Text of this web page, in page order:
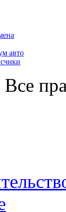
авто